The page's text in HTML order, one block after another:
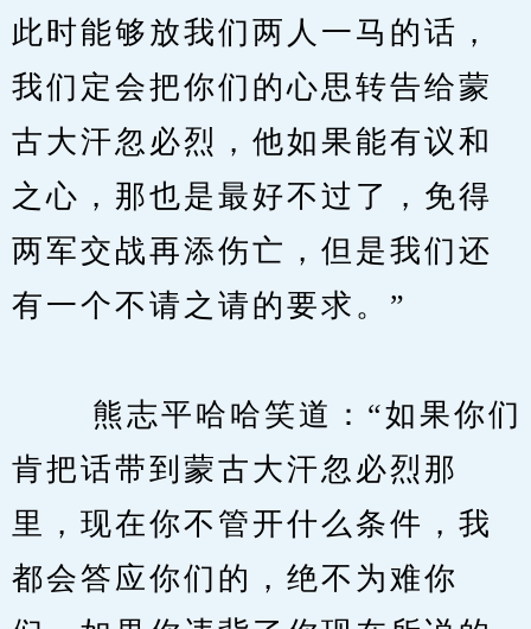
此时能够放我们两人一马的话，
我们定会把你们的心思转告给蒙
古大汗忽必烈，他如果能有议和
之心，那也是最好不过了，免得
两军交战再添伤亡，但是我们还
有一个不请之请的要求。”
熊志平哈哈笑道：“如果你们
肯把话带到蒙古大汗忽必烈那
里，现在你不管开什么条件，我
都会答应你们的，绝不为难你